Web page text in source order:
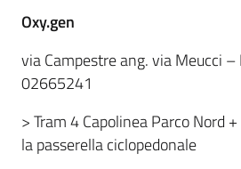
Oxy.gen
via Campestre ang. via Meucci –
02665241
> Tram 4 Capolinea Parco Nord
la passerella ciclopedonale